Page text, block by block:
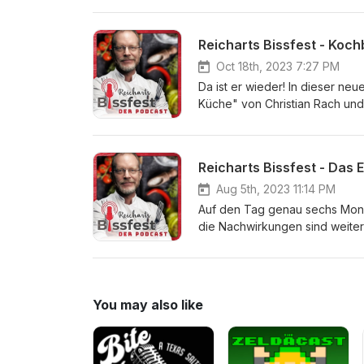
hineinwirft und einige
bestellen könnt: DerReichart
so bei Amazon oder einem
Reicharts Bissfest -
Oct 18th, 2023 7:27 PM
Da ist er wieder! In dieser
Küche" von Christian Rach
mehr auf die Rezepte und
Pergament" oder "Saure
dabei beinahe um Kopf und
zusammenlaufen! Viel Spaß
Reicharts Bissfest - Das
Aug 5th, 2023 11:14 PM
Auf den Tag genau sechs
die Nachwirkungen sind
im betroffenen Gebiet und
ihre Erlebnisse und Sorgen,
You may also like